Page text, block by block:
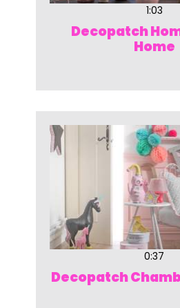
1:03
Decopatch
Home
0:37
Decopatch